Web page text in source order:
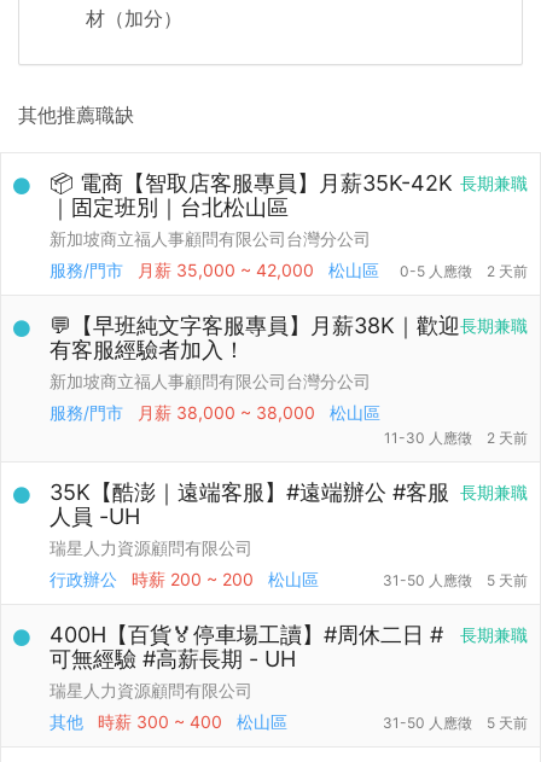
材（加分）
其他推薦職缺
長期兼職
📦 電商【智取店客服專員】月薪35K-42K
｜固定班別｜台北松山區
新加坡商立福人事顧問有限公司台灣分公司
服務/門市
月薪 35,000 ~ 42,000 松山區 0-5 人應徵 2 天前
長期兼職
💬【早班純文字客服專員】月薪38K｜歡迎
有客服經驗者加入！
新加坡商立福人事顧問有限公司台灣分公司
服務/門市
月薪 38,000 ~ 38,000 松山區
11-30 人應徵 2 天前
長期兼職
35K【酷澎｜遠端客服】#遠端辦公 #客服
人員 -UH
瑞星人力資源顧問有限公司
行政辦公
時薪 200 ~ 200 松山區 31-50 人應徵 5 天前
長期兼職
400H【百貨🏅停車場工讀】#周休二日 #
可無經驗 #高薪長期 - UH
瑞星人力資源顧問有限公司
其他
時薪 300 ~ 400 松山區 31-50 人應徵 5 天前